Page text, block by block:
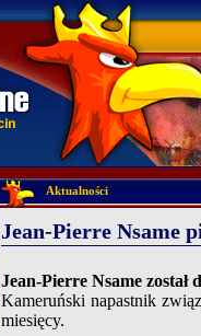
Aktualności
Jean-Pierre Nsame
Jean-Pierre Nsame został
Kameruński napastnik
miesięcy.